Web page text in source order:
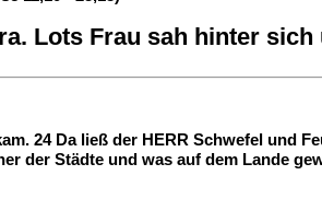
Lots Frau sah hinter sich
24 Da ließ der HERR Schwefel und
der Städte und was auf dem Lande